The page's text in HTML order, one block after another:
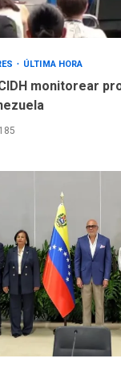
ÚLTIMA HORA
monitorear
185